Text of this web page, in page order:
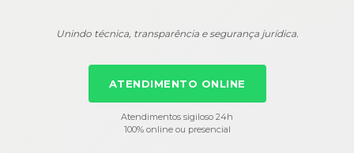
Unindo técnica, transparência e segurança jurídica.
ATENDIMENTO ONLINE
Atendimentos sigiloso 24h
100% online ou presencial